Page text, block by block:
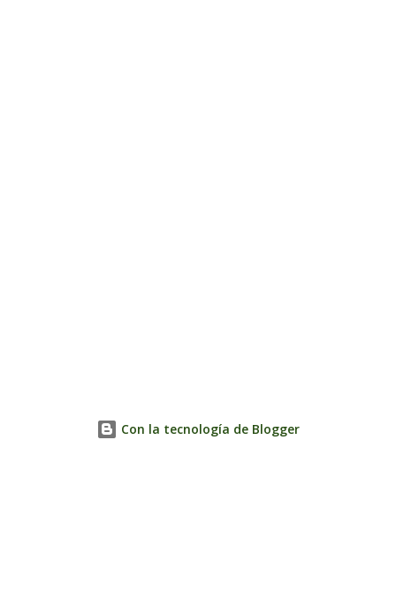
Con la tecnología de Blogger